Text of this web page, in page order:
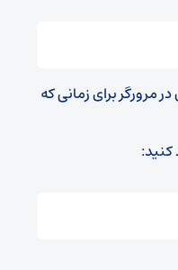
مرورگر برای زمانی که
کنید: